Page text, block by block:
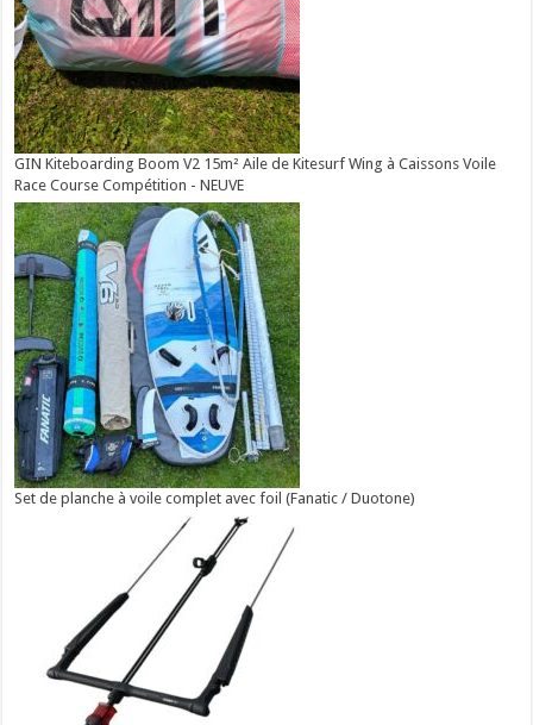
GIN Kiteboarding Boom V2 15m² Aile de Kitesurf Wing à Caissons Voile
Race Course Compétition - NEUVE
Set de planche à voile complet avec foil (Fanatic / Duotone)